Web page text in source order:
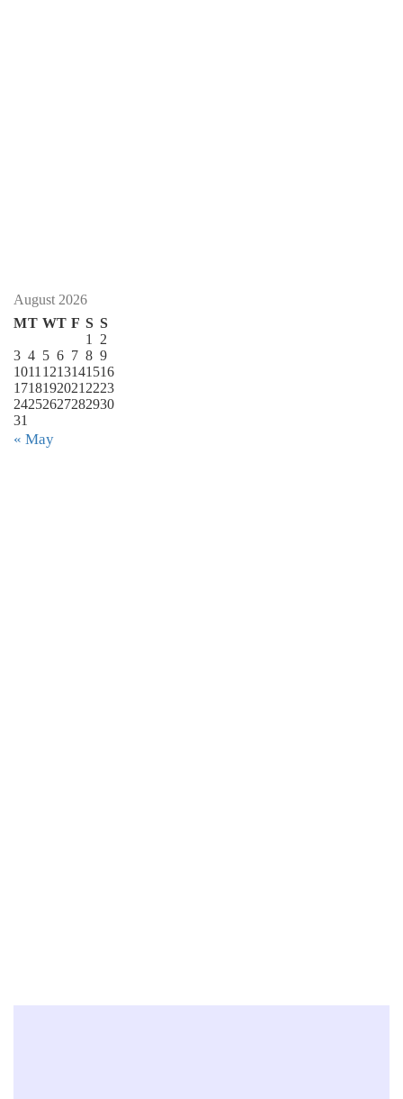
August 2026
MT WT F S S
1
2
3 4 5 6 7 8 9
1011 1213141516
1718192021 2223
24252627282930
31
« May